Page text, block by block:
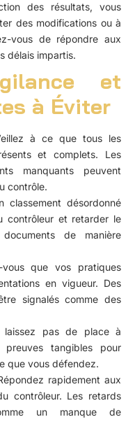
des résultats, vous
des modifications ou à
vous de répondre aux
délais impartis.
et
à Éviter
à ce que tous les
et complets. Les
manquants peuvent
contrôle.
classement désordonné
contrôleur et retarder le
de manière
que vos pratiques
en vigueur. Des
signalés comme des
pas de place à
preuves tangibles pour
que vous défendez.
rapidement aux
contrôleur. Les retards
un manque de